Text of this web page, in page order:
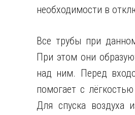
необходимости в
Все трубы при
При этом они
над ним. Перед
помогает с
Для спуска воздуха